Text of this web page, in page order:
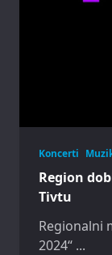
Koncerti
Region
Tivtu
Regionalni
2024“ ...